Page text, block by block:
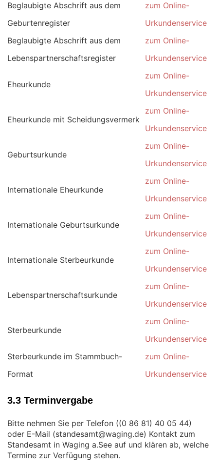
Beglaubigte Abschrift aus dem
Geburtenregister
zum Online-
Urkundenservice
Beglaubigte Abschrift aus dem
Lebenspartnerschaftsregister
zum Online-
Urkundenservice
Eheurkunde
zum Online-
Urkundenservice
Eheurkunde mit Scheidungsvermerk
zum Online-
Urkundenservice
Geburtsurkunde
zum Online-
Urkundenservice
Internationale Eheurkunde
zum Online-
Urkundenservice
Internationale Geburtsurkunde
zum Online-
Urkundenservice
Internationale Sterbeurkunde
zum Online-
Urkundenservice
Lebenspartnerschaftsurkunde
zum Online-
Urkundenservice
Sterbeurkunde
zum Online-
Urkundenservice
Sterbeurkunde im Stammbuch-
Format
zum Online-
Urkundenservice
3.3 Terminvergabe
Bitte nehmen Sie per Telefon (
)
oder E-Mail (
) Kontakt zum
Standesamt in Waging a.See auf und klären ab, welche
Termine zur Verfügung stehen.